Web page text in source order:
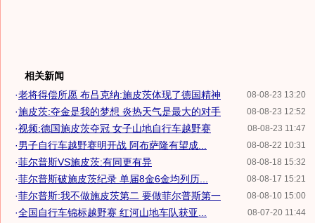
相关新闻
08-08-23 13:20
·老将得偿所愿 布吕克纳:施皮茨体现了德国精神
08-08-23 12:52
·施皮茨:夺金是我的梦想 炎热天气是最大的对手
08-08-23 11:47
·视频:德国施皮茨夺冠 女子山地自行车越野赛
08-08-22 10:31
·男子自行车越野赛明开战 阿布萨隆有望成...
08-08-18 15:32
·菲尔普斯VS施皮茨:有同更有异
08-08-17 15:21
·菲尔普斯破施皮茨纪录 单届8金6金均列历...
08-08-10 15:00
·菲尔普斯:我不做施皮茨第二 要做菲尔普斯第一
08-07-20 11:44
·全国自行车锦标越野赛 红河山地车队获亚...